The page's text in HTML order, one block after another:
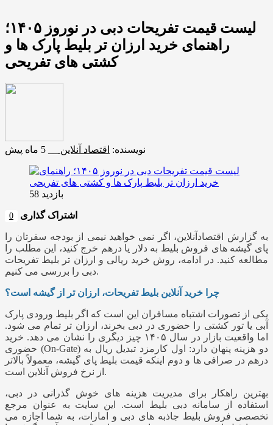
لیست قیمت تفریحات دبی در نوروز ۱۴۰۵؛
راهنمای خرید ارزان تر بلیط پارک ها و
کشتی های تفریحی
نویسنده: اقتصاد آنلاین 5 ماه پیش
بازدید 58
اشتراک گذاری 0
به گزارش اقتصادآنلاین، اگر نمی خواهید نیمی از بودجه سفرتان را
پای گیشه‌ های فروش بلیط به دلار یا درهم خرج کنید، این مطلب را
مطالعه کنید. در ادامه، روش خرید ریالی و ارزان‌ تر بلیط‌ تفریحات
دبی را بررسی می کنیم.
چرا خرید آنلاین بلیط تفریحات، ارزان تر از گیشه است؟
یکی از تصورات اشتباه مسافران این است که اگر بلیط ورودی پارک
آبی یا تور کشتی را حضوری در دبی بخرند، ارزان تر تمام می شود.
اما واقعیت بازار در سال ۱۴۰۵ چیز دیگری را نشان می دهد. خرید
حضوری (On-Gate) دو هزینه پنهان دارد: اول کارمزد تبدیل ریال به
درهم در صرافی‌ ها و دوم اینکه قیمت بلیط پای گیشه، معمولاً بالاتر
از نرخ فروش آنلاین است.
بهترین راهکار برای مدیریت هزینه‌ های خوش‌ گذرانی در دبی،
استفاده از سامانه دبی بلیط است. این سایت به عنوان مرجع
تخصصی فروش بلیط‌ جاذبه‌ های دبی و امارات، به شما اجازه می